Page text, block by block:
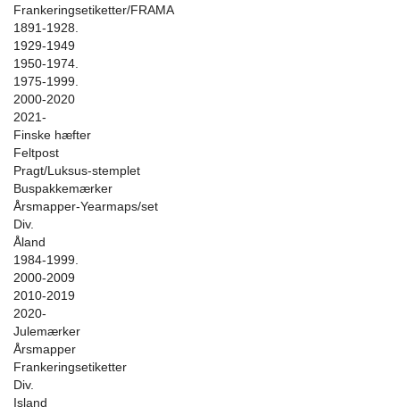
Frankeringsetiketter/FRAMA
1891-1928.
1929-1949
1950-1974.
1975-1999.
2000-2020
2021-
Finske hæfter
Feltpost
Pragt/Luksus-stemplet
Buspakkemærker
Årsmapper-Yearmaps/set
Div.
Åland
1984-1999.
2000-2009
2010-2019
2020-
Julemærker
Årsmapper
Frankeringsetiketter
Div.
Island